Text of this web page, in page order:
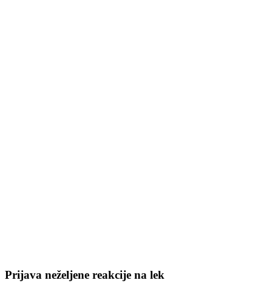
Prijava neželjene reakcije na lek